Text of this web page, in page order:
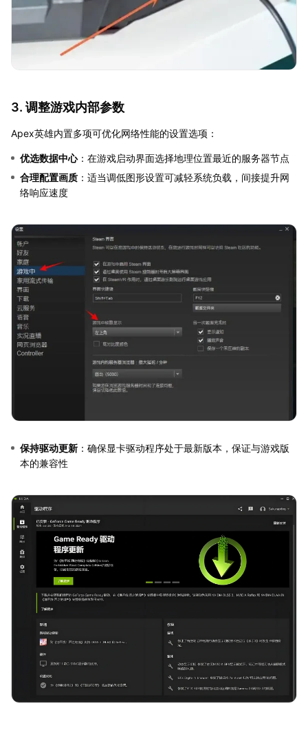
3. 调整游戏内部参数
Apex英雄内置多项可优化网络性能的设置选项：
优选数据中心：在游戏启动界面选择地理位置最近的服务器节点
合理配置画质 ：适当调低图形设置可减轻系统负载，间接提升网
络响应速度
保持驱动更新 ：确保显卡驱动程序处于最新版本，保证与游戏版
本的兼容性